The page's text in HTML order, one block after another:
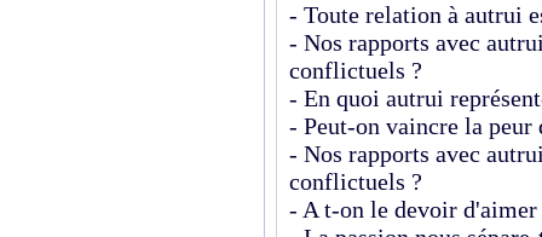
- Toute relation à autrui
- Nos rapports avec
conflictuels ?
- En quoi autrui
- Peut-on vaincre la peur
- Nos rapports avec
conflictuels ?
- A t-on le devoir